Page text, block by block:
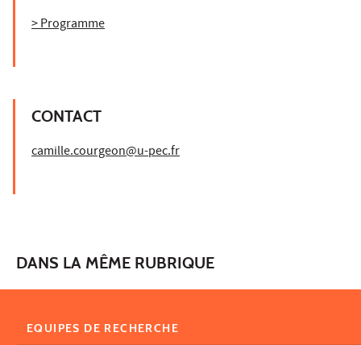
> Programme
CONTACT
camille.courgeon@u-pec.fr
DANS LA MÊME RUBRIQUE
EQUIPES DE RECHERCHE